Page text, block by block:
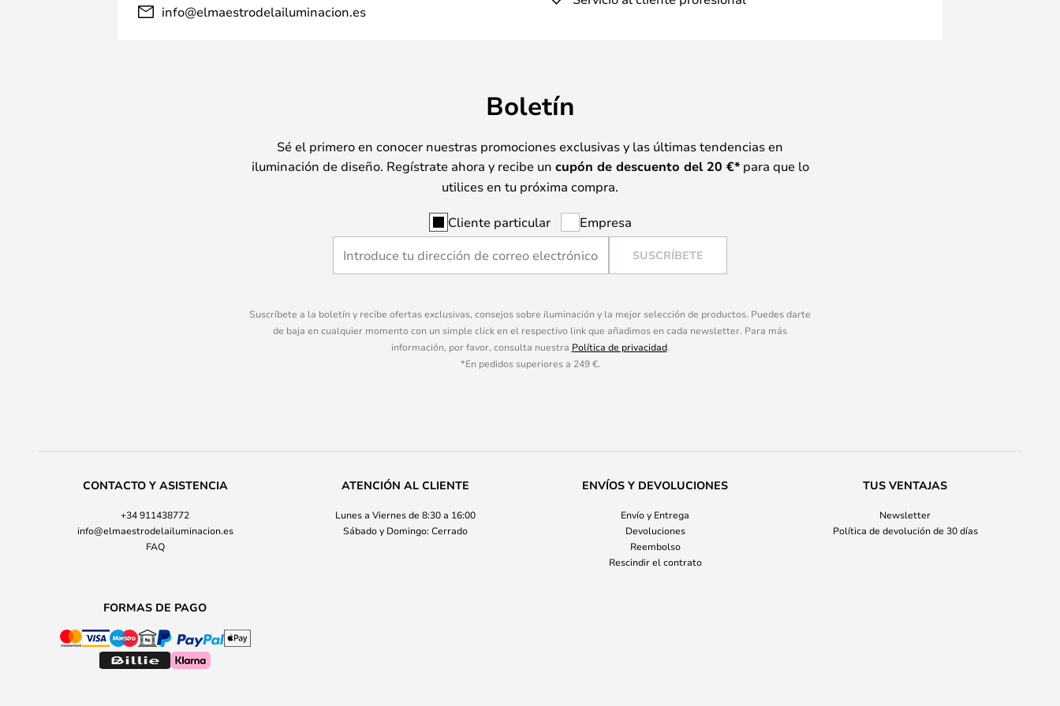
info@elmaestrodelailuminacion.es
Boletín
Sé el primero en conocer nuestras promociones exclusivas y las últimas tendencias en
iluminación de diseño. Regístrate ahora y recibe un cupón de descuento del 20 €*para que lo
utilices en tu próxima compra.
Cliente particular Empresa
SUSCRÍBETE
Suscríbete a la boletín y recibe ofertas exclusivas, consejos sobre iluminación y la mejor selección de productos. Puedes darte
de baja en cualquier momento con un simple click en el respectivo link que añadimos en cada newsletter. Para más
información, por favor, consulta nuestra Política de privacidad.
*En pedidos superiores a 249 €.
CONTACTO Y ASISTENCIA
+34 911438772
info@elmaestrodelailuminacion.es
FAQ
ATENCIÓN AL CLIENTE
Lunes a Viernes de 8:30 a 16:00
Sábado y Domingo: Cerrado
ENVÍOS Y DEVOLUCIONES
Envío y Entrega
Devoluciones
Reembolso
Rescindir el contrato
TUS VENTAJAS
Newsletter
Política de devolución de 30 días
FORMAS DE PAGO